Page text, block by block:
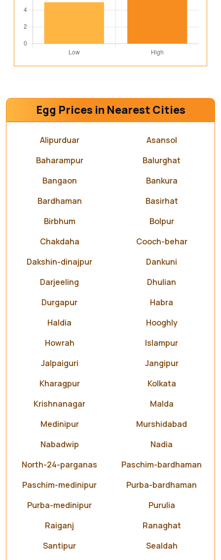
Egg Prices in Nearest Cities
Alipurduar
Asansol
Baharampur
Balurghat
Bangaon
Bankura
Bardhaman
Basirhat
Birbhum
Bolpur
Chakdaha
Cooch-behar
Dakshin-dinajpur
Dankuni
Darjeeling
Dhulian
Durgapur
Habra
Haldia
Hooghly
Howrah
Islampur
Jalpaiguri
Jangipur
Kharagpur
Kolkata
Krishnanagar
Malda
Medinipur
Murshidabad
Nabadwip
Nadia
North-24-parganas
Paschim-bardhaman
Paschim-medinipur
Purba-bardhaman
Purba-medinipur
Purulia
Raiganj
Ranaghat
Santipur
Sealdah